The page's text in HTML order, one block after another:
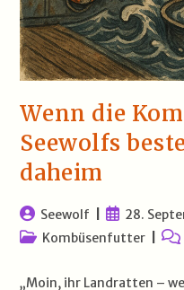
Wenn die
Seewolfs
daheim
Beitrags-
Autor:
Seewolf
Beitrag
28.
Beitrags-
Kombüsenfutter
„Moin, ihr Landratten –